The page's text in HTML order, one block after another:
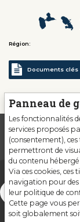
Région:
Documents clés
Panneau de
Les fonctionnalités
services proposés
(consentement),
permettront de
du contenu
Via ces cookies, ces
navigation pour
leur politique de
Cette page vous
soit globalement